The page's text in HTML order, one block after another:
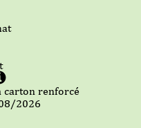
carton renforcé
2026